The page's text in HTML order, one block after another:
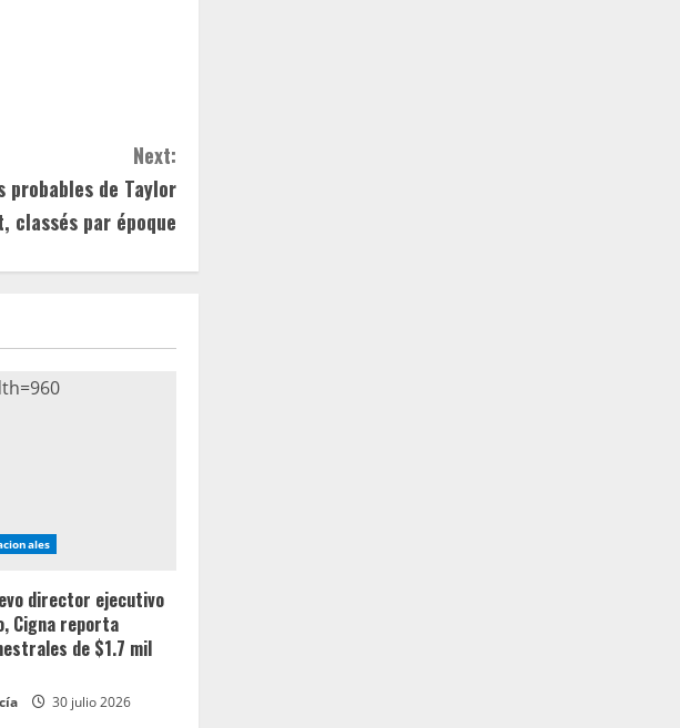
Next:
probables de Taylor
classés par époque
director ejecutivo
Cigna reporta
de $1.7 mil
30 julio 2026